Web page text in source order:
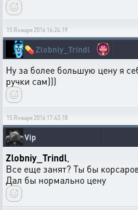
15 Января 2016 16:24:19
💊Zlobniy_Trindl
Ну за более большую цену я
ручки сам)))
15 Января 2016 17:43:18
Vip
Zlobniy_Trindl
Все еще занят? Ты бы
Дал бы нормально цену